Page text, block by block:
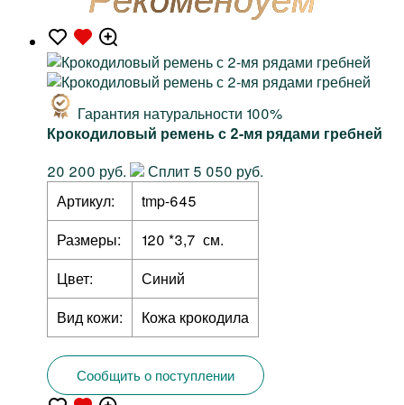
Гарантия натуральности 100%
Крокодиловый ремень с 2-мя рядами гребней
20 200 руб.
Сплит 5 050 руб.
Артикул:
tmp-645
Размеры:
120 *3,7 см.
Цвет:
Синий
Вид кожи:
Кожа крокодила
Сообщить о поступлении